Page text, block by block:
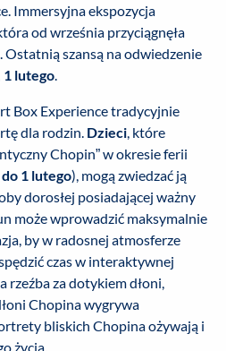
Immersyjna ekspozycja
od września przyciągnęła
. Ostatnią szansą na odwiedzenie
1 lutego.
Box Experience tradycyjnie
dla rodzin. Dzieci, które
Chopin” w okresie ferii
1 lutego), mogą zwiedzać ją
dorosłej posiadającej ważny
może wprowadzić maksymalnie
by w radosnej atmosferze
czas w interaktywnej
rzeźba za dotykiem dłoni,
Chopina wygrywa
bliskich Chopina ożywają i
życia.